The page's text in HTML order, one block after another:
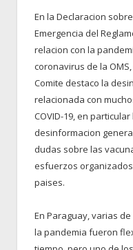
En la Declaracion
Emergencia del
relacion con la
coronavirus de la
Comite destaco la
relacionada con
COVID-19, en
desinformacion
dudas sobre las
esfuerzos
paises.
En Paraguay, varias
la pandemia fueron